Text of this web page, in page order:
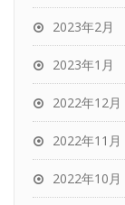
2023年2月
2023年1月
2022年12月
2022年11月
2022年10月